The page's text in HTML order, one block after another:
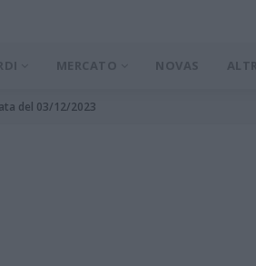
MERCATO NOVAS
del 03/12/2023